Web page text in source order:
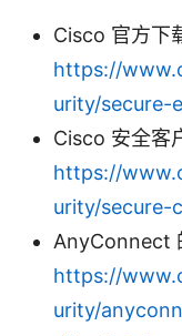
Cisco 官方下
https://
urity/secure-
Cisco 安全客
https://
urity/secure-
AnyConnect
https://
urity/